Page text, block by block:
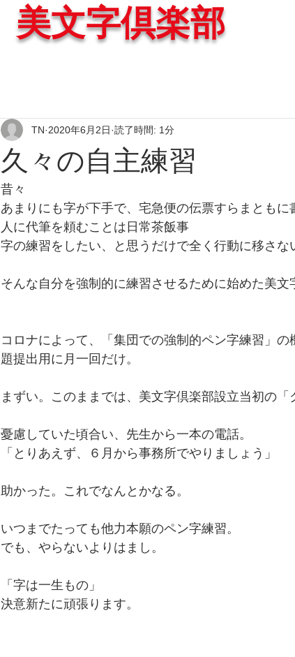
美文字倶楽部
久々の自主練習
TN 2020年6月2日 読了時間: 1分
昔々
あまりにも字が下手で、宅急便の伝票すらまともに
人に代筆を頼むことは日常茶飯事
字の練習をしたい、と思うだけで全く行動に移さな
そんな自分を強制的に練習させるために始めた美文
コロナによって、「集団での強制的ペン字練習」
題提出用に月一回だけ。
まずい。このままでは、美文字倶楽部設立当初の「
憂慮していた頃合い、先生から一本の電話。
「とりあえず、６月から事務所でやりましょう」
助かった。これでなんとかなる。
いつまでたっても他力本願のペン字練習。
でも、やらないよりはまし。
「字は一生もの」
決意新たに頑張ります。